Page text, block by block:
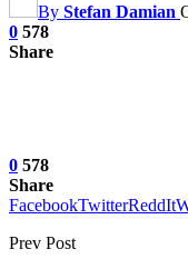
By Stefan Damian
0 578
Share
0 578
Share
FacebookTwitterReddIt
Prev Post